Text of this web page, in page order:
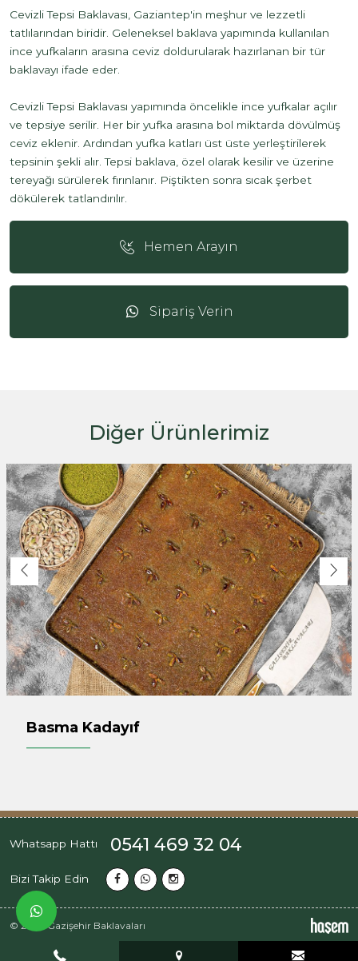
Cevizli Tepsi Baklavası, Gaziantep'in meşhur ve lezzetli
tatlılarından biridir. Geleneksel baklava yapımında kullanılan
ince yufkaların arasına ceviz doldurularak hazırlanan bir tür
baklavayı ifade eder.
Cevizli Tepsi Baklavası yapımında öncelikle ince yufkalar açılır
ve tepsiye serilir. Her bir yufka arasına bol miktarda dövülmüş
ceviz eklenir. Ardından yufka katları üst üste yerleştirilerek
tepsinin şekli alır. Tepsi baklava, özel olarak kesilir ve üzerine
tereyağı sürülerek fırınlanır. Piştikten sonra sıcak şerbet
dökülerek tatlandırılır.
Hemen Arayın
Sipariş Verin
Diğer Ürünlerimiz
Basma Kadayıf
Whatsapp Hattı 0541 469 32 04
Bizi Takip Edin
© 2026 Gazişehir Baklavaları